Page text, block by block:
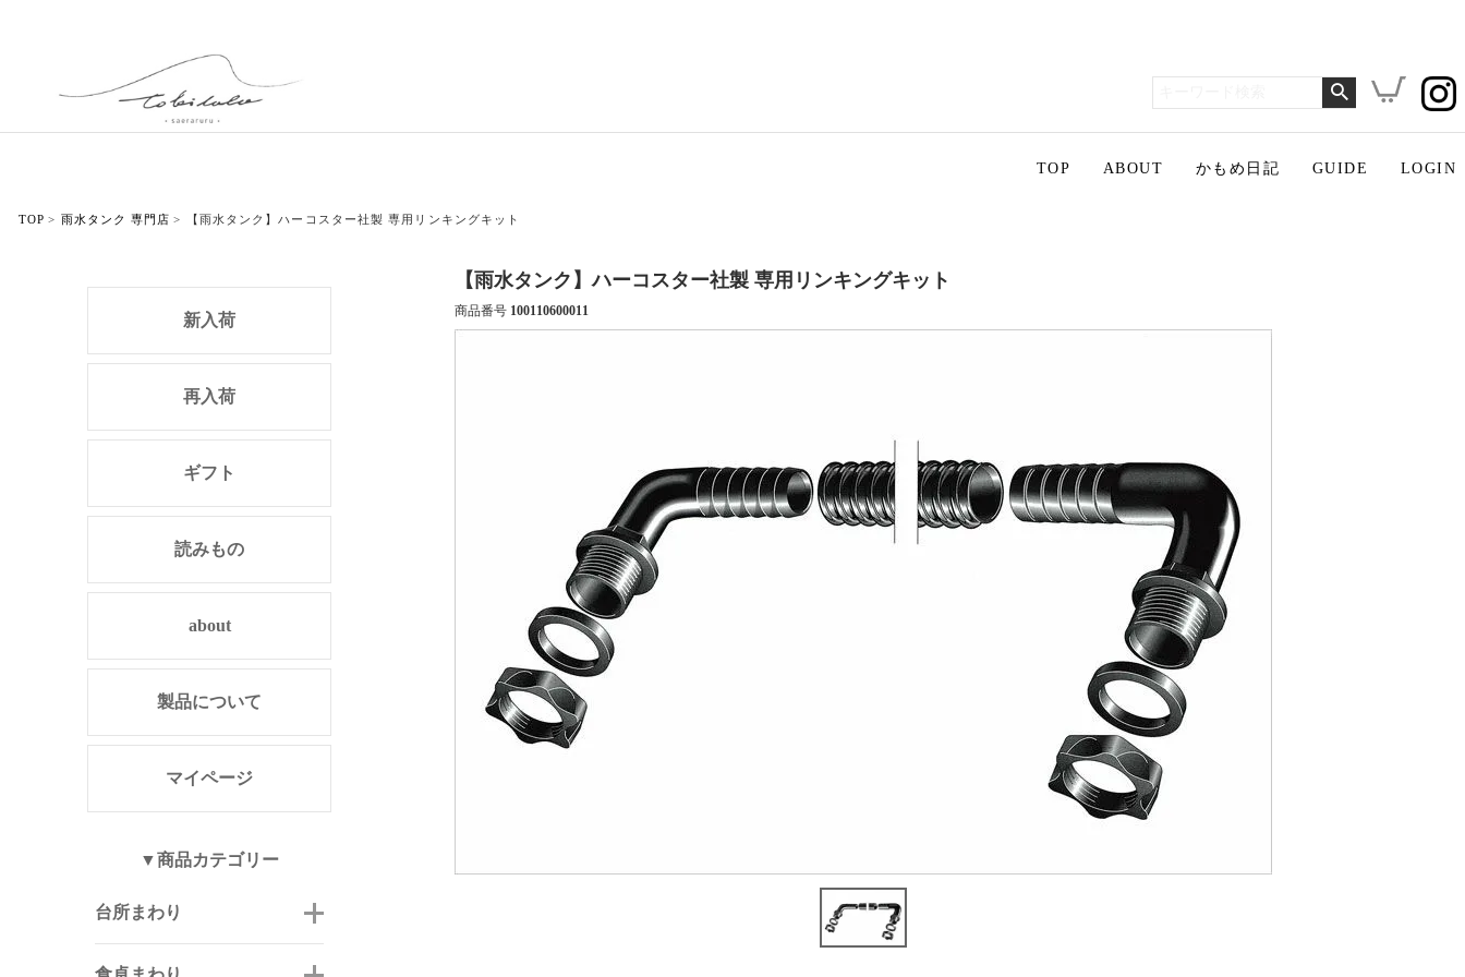
TOP ABOUT かもめ日記 GUIDE LOGIN
TOP 雨水タンク 専門店 【雨水タンク】ハーコスター社製 専用リンキングキット
新入荷
再入荷
ギフト
読みもの
about
製品について
マイページ
▼商品カテゴリー
台所まわり
【雨水タンク】ハーコスター社製 専用リンキングキット
商品番号 100110600011